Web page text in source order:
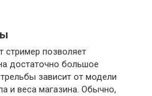
стример позволяет
достаточно большое
зависит от модели
и веса магазина. Обычно,